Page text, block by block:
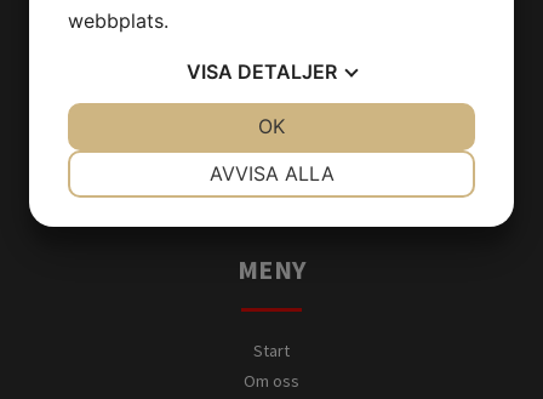
KONTAKT
MENY
Start
Om oss
webbplats.
VISA DETALJER
AVVISA ALLA
OK